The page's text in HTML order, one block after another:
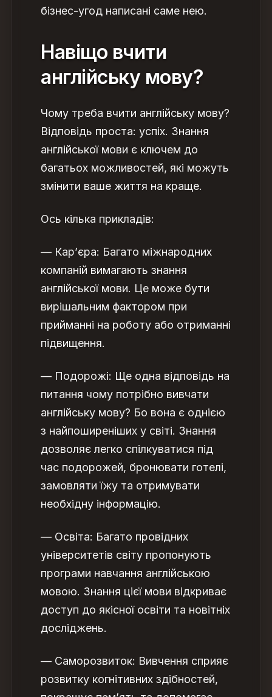
бізнес-угод написані саме нею.
Навіщо вчити
англійську мову?
Чому треба вчити англійську мову?
Відповідь проста:успіх. Знання
англійської мови є ключем до
багатьох можливостей, які можуть
змінити ваше життя на краще.
Ось кілька прикладів:
— Кар’єра: Багато міжнародних
компаній вимагають знання
англійської мови. Це може бути
вирішальним фактором при
прийманні на роботу або отриманні
підвищення.
— Подорожі: Ще одна відповідь на
питання чому потрібно вивчати
англійську мову? Бо вона є однією
з найпоширеніших у світі. Знання
дозволяє легко спілкуватися під
час подорожей, бронювати готелі,
замовляти їжу та отримувати
необхідну інформацію.
— Освіта: Багато провідних
університетів світу пропонують
програми навчання англійською
мовою. Знання цієї мови відкриває
доступ до якісної освіти та новітніх
досліджень.
— Саморозвиток: Вивчення сприяє
розвитку когнітивних здібностей,